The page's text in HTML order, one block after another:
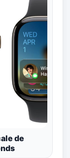
de